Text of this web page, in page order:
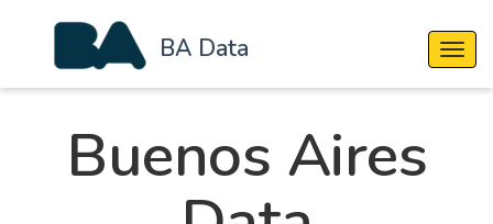
BA Data
Buenos Aires